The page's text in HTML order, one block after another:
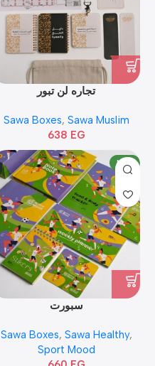
تجاره لن تبور
Sawa Boxes, Sawa Muslim
638 EG
NEW
سبورت
Sawa Boxes, Sawa Healthy,
Sport Mood